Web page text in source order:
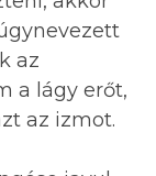
az
a lágy erőt,
az izmot.